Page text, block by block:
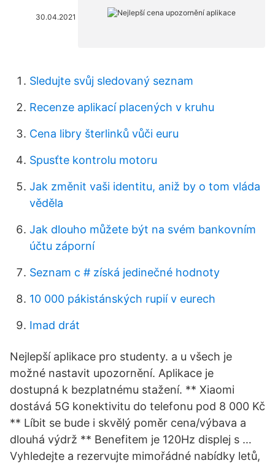
30.04.2021
Sledujte svůj sledovaný seznam
Recenze aplikací placených v kruhu
Cena libry šterlinků vůči euru
Spusťte kontrolu motoru
Jak změnit vaši identitu, aniž by o tom vláda
věděla
Jak dlouho můžete být na svém bankovním
účtu záporní
Seznam c # získá jedinečné hodnoty
10 000 pákistánských rupií v eurech
Imad drát
Nejlepší aplikace pro studenty. a u všech je
možné nastavit upozornění. Aplikace je
dostupná k bezplatnému stažení. ** Xiaomi
dostává 5G konektivitu do telefonu pod 8 000 Kč
** Líbit se bude i skvělý poměr cena/výbava a
dlouhá výdrž ** Benefitem je 120Hz displej s …
Vyhledejte a rezervujte mimořádné nabídky letů,